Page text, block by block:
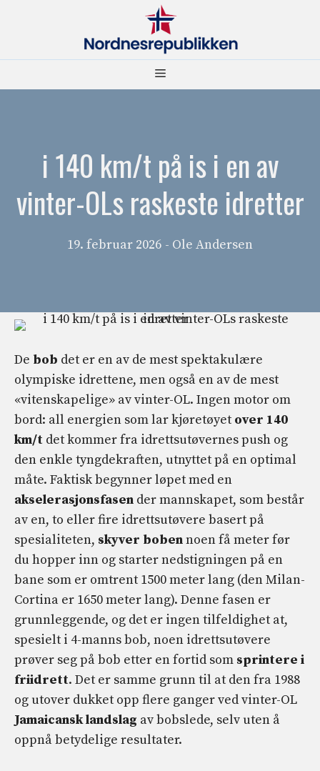
Meny
i 140 km/t på is i en av
vinter-OLs raskeste idretter
19. februar 2026 - Ole Andersen
De bob det er en av de mest spektakulære
olympiske idrettene, men også en av de mest
«vitenskapelige» av vinter-OL. Ingen motor om
bord: all energien som lar kjøretøyet over 140
km/t det kommer fra idrettsutøvernes push og
den enkle tyngdekraften, utnyttet på en optimal
måte. Faktisk begynner løpet med en
akselerasjonsfasen der mannskapet, som består
av en, to eller fire idrettsutøvere basert på
spesialiteten, skyver bobennoen få meter før
du hopper inn og starter nedstigningen på en
bane som er omtrent 1500 meter lang (den Milan-
Cortina er 1650 meter lang). Denne fasen er
grunnleggende, og det er ingen tilfeldighet at,
spesielt i 4-manns bob, noen idrettsutøvere
prøver seg på bob etter en fortid som sprintere i
friidrett. Det er samme grunn til at den fra 1988
og utover dukket opp flere ganger ved vinter-OL
Jamaicansk landslag av bobslede, selv uten å
oppnå betydelige resultater.